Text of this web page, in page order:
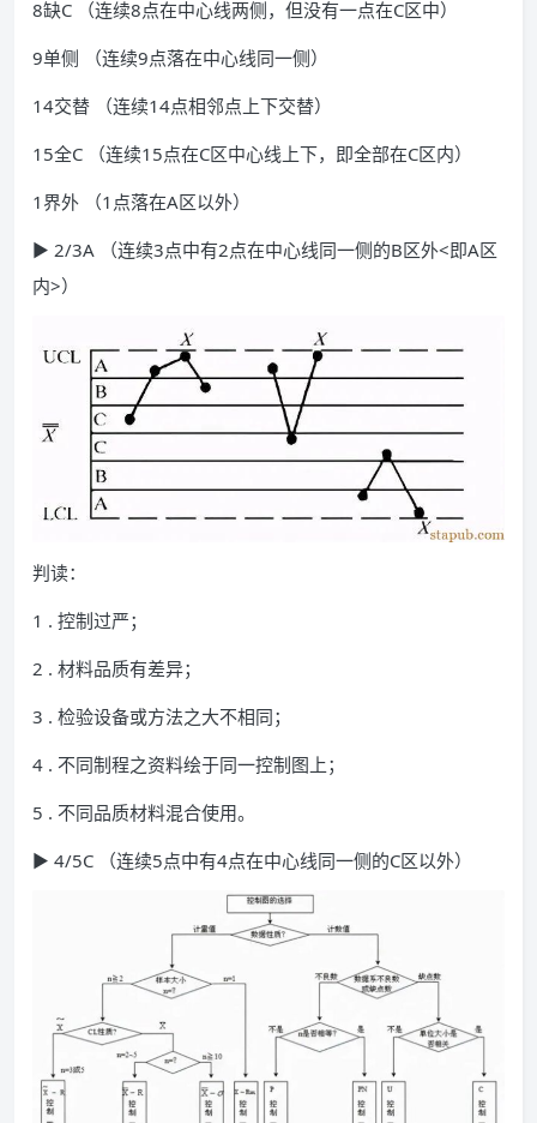
8缺C （连续8点在中心线两侧，但没有一点在C区中）
9单侧 （连续9点落在中心线同一侧）
14交替 （连续14点相邻点上下交替）
15全C （连续15点在C区中心线上下，即全部在C区内）
1界外 （1点落在A区以外）
▶ 2/3A （连续3点中有2点在中心线同一侧的B区外<即A区
内>）
判读：
1 . 控制过严；
2 . 材料品质有差异；
3 . 检验设备或方法之大不相同；
4 . 不同制程之资料绘于同一控制图上；
5 . 不同品质材料混合使用。
▶ 4/5C （连续5点中有4点在中心线同一侧的C区以外）